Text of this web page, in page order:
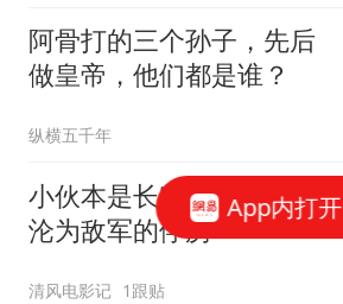
阿骨打的三个孙子，先后
做皇帝，他们都是谁？
纵横五千年
小伙本是长安的皇帝，却
沦为敌军的俘虏
清风电影记 1跟贴
App内打开